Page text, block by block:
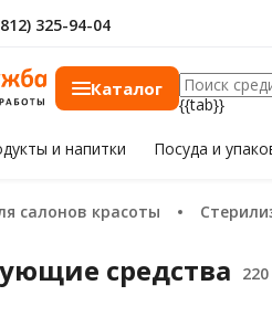
325-94-04
Каталог
{{tab}}
и напитки Посуда и
салонов красоты
средcтва